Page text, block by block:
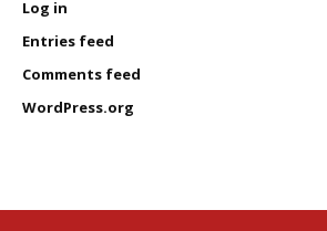
Log in
Entries feed
Comments feed
WordPress.org